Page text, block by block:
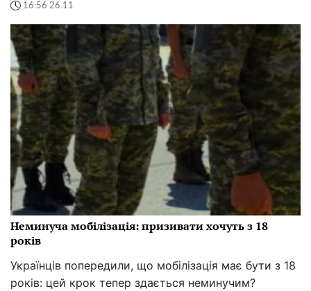
16:56 26.11
Неминуча мобілізація: призивати хочуть з 18
років
Українців попередили, що мобілізація має бути з 18
років: цей крок тепер здається неминучим?